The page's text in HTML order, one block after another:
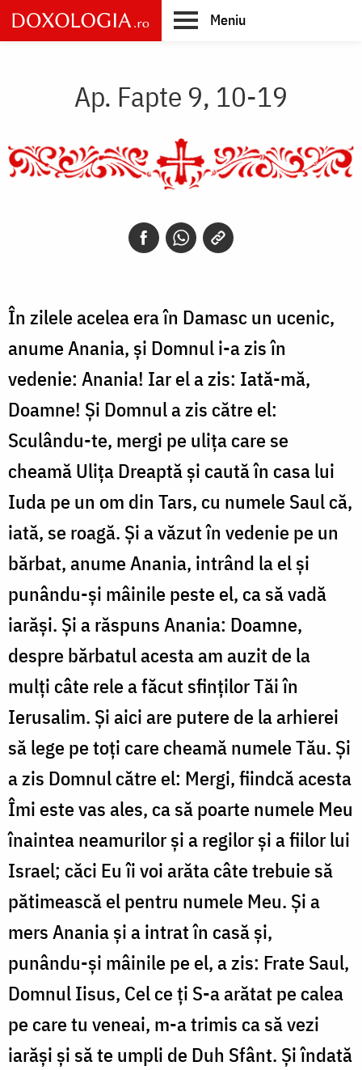
Skip
to
main
Meniu
Ap. Fapte 9, 10-19
În zilele acelea era în Damasc un ucenic,
anume Anania, şi Domnul i-a zis în
vedenie: Anania! Iar el a zis: Iată-mă,
Doamne! Şi Domnul a zis către el:
Sculându-te, mergi pe uliţa care se
cheamă Uliţa Dreaptă şi caută în casa lui
Iuda pe un om din Tars, cu numele Saul că,
iată, se roagă. Şi a văzut în vedenie pe un
bărbat, anume Anania, intrând la el şi
punându-şi mâinile peste el, ca să vadă
iarăşi. Şi a răspuns Anania: Doamne,
despre bărbatul acesta am auzit de la
mulţi câte rele a făcut sfinţilor Tăi în
Ierusalim. Şi aici are putere de la arhierei
să lege pe toţi care cheamă numele Tău. Şi
a zis Domnul către el: Mergi, fiindcă acesta
Îmi este vas ales, ca să poarte numele Meu
înaintea neamurilor şi a regilor şi a fiilor lui
Israel; căci Eu îi voi arăta câte trebuie să
pătimească el pentru numele Meu. Şi a
mers Anania şi a intrat în casă şi,
punându-şi mâinile pe el, a zis: Frate Saul,
Domnul Iisus, Cel ce ţi S-a arătat pe calea
pe care tu veneai, m-a trimis ca să vezi
iarăşi şi să te umpli de Duh Sfânt. Şi îndată